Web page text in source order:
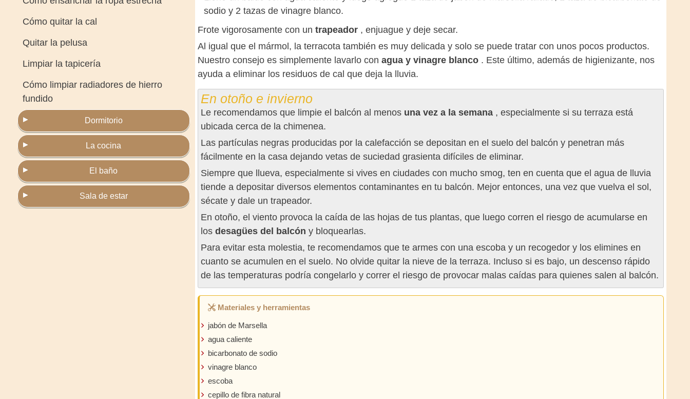
Cómo quitar la cal
Quitar la pelusa
Limpiar la tapicería
Cómo limpiar radiadores de hierro
fundido
Dormitorio
La cocina
El baño
Sala de estar
sodio y 2 tazas de vinagre blanco.
Frote vigorosamente con un trapeador , enjuague y deje secar.
Al igual que el mármol, la terracota también es muy delicada y solo se puede tratar con unos pocos productos.
Nuestro consejo es simplemente lavarlo con agua y vinagre blanco . Este último, además de higienizante, nos
ayuda a eliminar los residuos de cal que deja la lluvia.
En otoño e invierno
Le recomendamos que limpie el balcón al menos una vez a la semana , especialmente si su terraza está
ubicada cerca de la chimenea.
Las partículas negras producidas por la calefacción se depositan en el suelo del balcón y penetran más
fácilmente en la casa dejando vetas de suciedad grasienta difíciles de eliminar.
Siempre que llueva, especialmente si vives en ciudades con mucho smog, ten en cuenta que el agua de lluvia
tiende a depositar diversos elementos contaminantes en tu balcón. Mejor entonces, una vez que vuelva el sol,
sécate y dale un trapeador.
En otoño, el viento provoca la caída de las hojas de tus plantas, que luego corren el riesgo de acumularse en
los desagües del balcón y bloquearlas.
Para evitar esta molestia, te recomendamos que te armes con una escoba y un recogedor y los elimines en
cuanto se acumulen en el suelo. No olvide quitar la nieve de la terraza. Incluso si es bajo, un descenso rápido
de las temperaturas podría congelarlo y correr el riesgo de provocar malas caídas para quienes salen al balcón.
Materiales y herramientas
jabón de Marsella
agua caliente
bicarbonato de sodio
vinagre blanco
escoba
cepillo de fibra natural